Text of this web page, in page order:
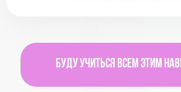
Буду учиться всем этим